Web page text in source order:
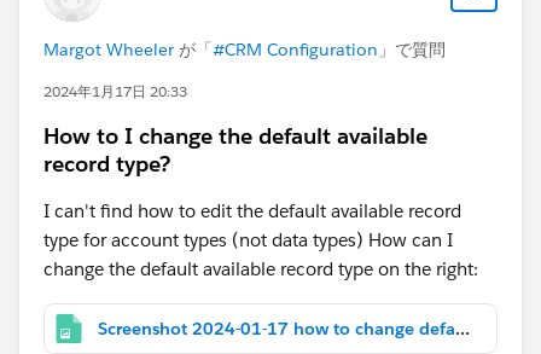
Margot Wheeler が「#CRM Configuration 」で質問
2024年1月17日 20:33
How to I change the default available
record type?
I can't find how to edit the default available record
type for account types (not data types) How can I
change the default available record type on the right:
Screenshot 2024-01-17 how to change defaults.png